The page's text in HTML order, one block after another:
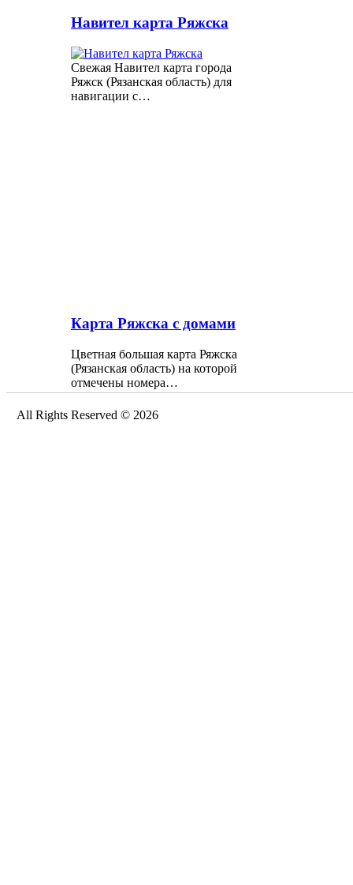
Навител карта Ряжска
Свежая Навител карта города
Ряжск (Рязанская область) для
навигации с…
Карта Ряжска с домами
Цветная большая карта Ряжска
(Рязанская область) на которой
отмечены номера…
All Rights Reserved © 2026